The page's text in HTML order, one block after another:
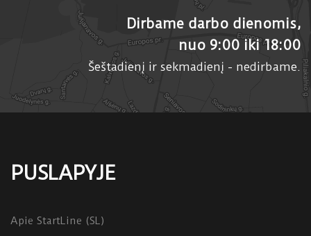
Dirbame darbo dienomis,
nuo 9:00 iki 18:00
Šeštadienį ir sekmadienį - nedirbame.
PUSLAPYJE
Apie StartLine (SL)